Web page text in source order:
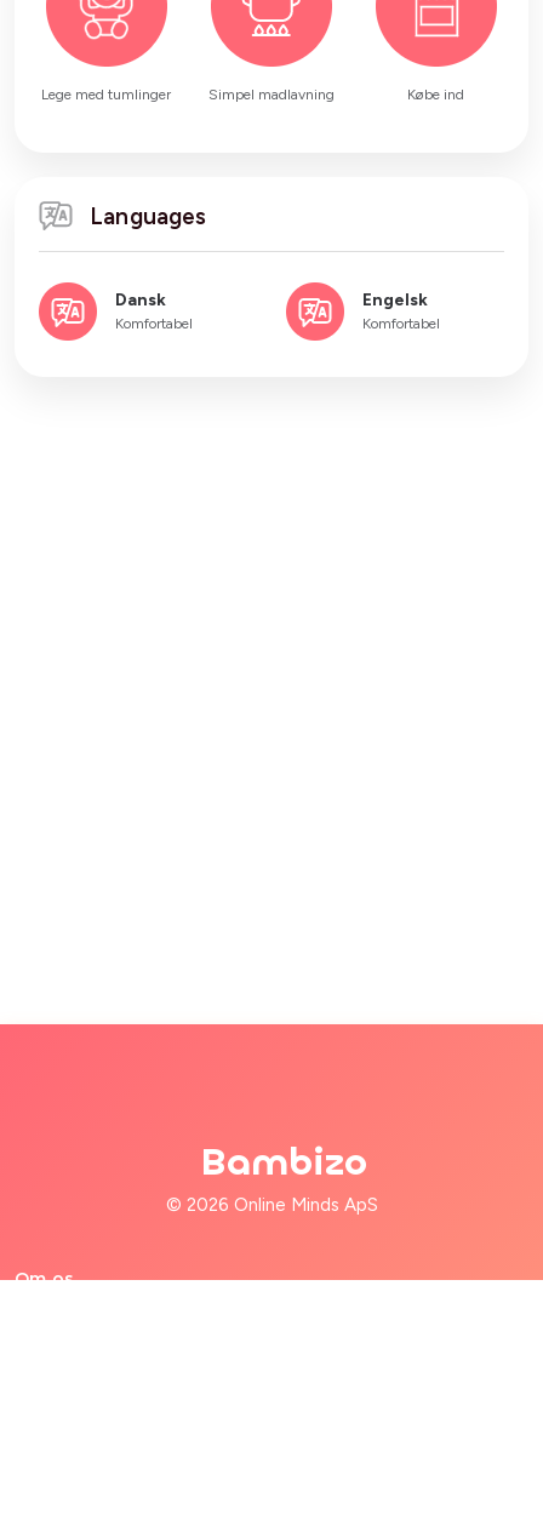
Lege med tumlinger Simpel madlavning Købe ind
Languages
Dansk
Komfortabel
Engelsk
Komfortabel
Bambizo
© 2026 Online Minds ApS
Om os